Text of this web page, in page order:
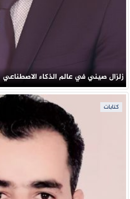
زلزال صيني في عالم الذكاء الاصطناعي
كتابات